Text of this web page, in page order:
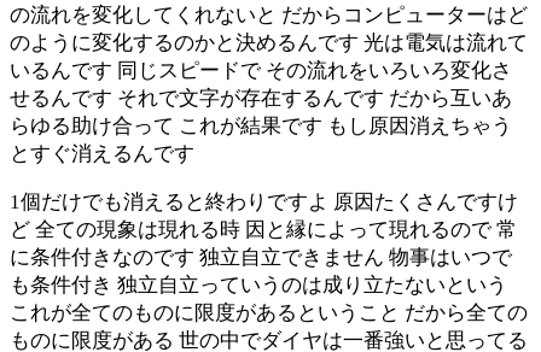
の流れを変化してくれないと だからコンピューターはど
のように変化するのかと決めるんです 光は電気は流れて
いるんです 同じスピードで その流れをいろいろ変化さ
せるんです それで文字が存在するんです だから互いあ
らゆる助け合って これが結果です もし原因消えちゃう
とすぐ消えるんです
1個だけでも消えると終わりですよ 原因たくさんですけ
ど 全ての現象は現れる時 因と縁によって現れるので 常
に条件付きなのです 独立自立できません 物事はいつで
も条件付き 独立自立っていうのは成り立たないという
これが全てのものに限度があるということ だから全ての
ものに限度がある 世の中でダイヤは一番強いと思ってる